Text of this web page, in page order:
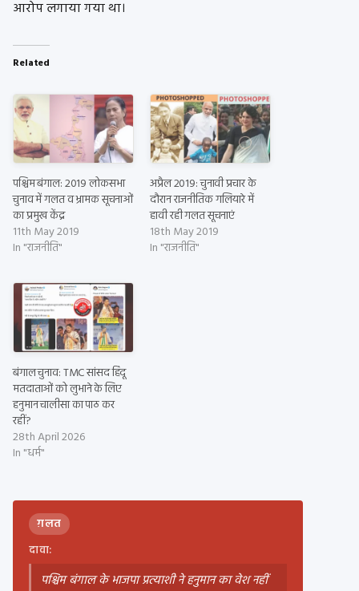
आरोप लगाया गया था।
Related
पश्चिम बंगाल: 2019 लोकसभा
चुनाव में गलत व भ्रामक सूचनाओं
का प्रमुख केंद्र
11th May 2019
In "राजनीति"
अप्रैल 2019: चुनावी प्रचार के
दौरान राजनीतिक गलियारे में
हावी रही गलत सूचनाएं
18th May 2019
In "राजनीति"
बंगाल चुनाव: TMC सांसद हिंदू
मतदाताओं को लुभाने के लिए
हनुमान चालीसा का पाठ कर
रहीं?
28th April 2026
In "धर्म"
ग़लत
दावा:
पश्चिम बंगाल के भाजपा प्रत्याशी ने हनुमान का वेश नहीं